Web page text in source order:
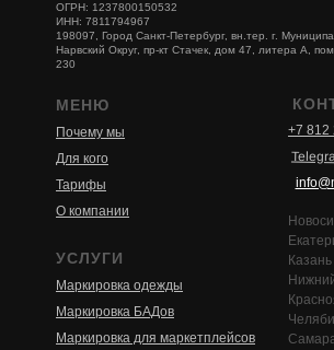
МЕНЮ
+7 812
УСЛУГИ
Маркировка одежды
Маркировка БАДов
Маркировка для маркетплейсов
Почему мы
Для кого
Тарифы
Казань
ОГРН: 1237800150532
ИНН: 7811794967
198097, Город Санкт-Петербург, вн.тер. г.
Нарвский Округ, пр-кт Стачек, дом 47, литера А,
230
О компании